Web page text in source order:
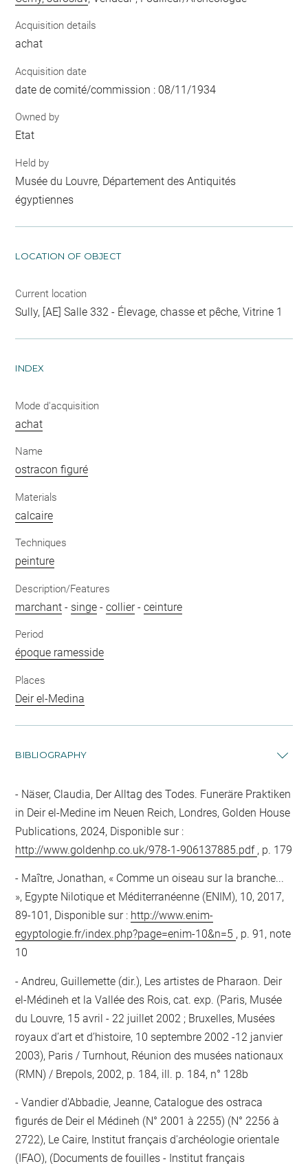
Acquisition details
achat
Acquisition date
date de comité/commission : 08/11/1934
Owned by
Etat
Held by
Musée du Louvre, Département des Antiquités
égyptiennes
LOCATION OF OBJECT
Current location
Sully, [AE] Salle 332 - Élevage, chasse et pêche, Vitrine 1
INDEX
Mode d'acquisition
achat
Name
ostracon figuré
Materials
calcaire
Techniques
peinture
Description/Features
marchant - singe -collier-ceinture
Period
époque ramesside
Places
Deir el-Medina
BIBLIOGRAPHY
Näser, Claudia, Der Alltag des Todes. Funeräre Praktiken
in Deir el-Medine im Neuen Reich, Londres, Golden House
Publications, 2024, Disponible sur :
http://www.goldenhp.co.uk/978-1-906137885.pdf , p. 179
Maître, Jonathan, « Comme un oiseau sur la branche...
», Egypte Nilotique et Méditerranéenne (ENIM), 10, 2017,
89-101, Disponible sur : http://www.enim-
egyptologie.fr/index.php?page=enim-10&n=5 , p. 91, note
10
Andreu, Guillemette (dir.), Les artistes de Pharaon. Deir
el-Médineh et la Vallée des Rois, cat. exp. (Paris, Musée
du Louvre, 15 avril - 22 juillet 2002 ; Bruxelles, Musées
royaux d’art et d’histoire, 10 septembre 2002 -12 janvier
2003), Paris / Turnhout, Réunion des musées nationaux
(RMN) / Brepols, 2002, p. 184, ill. p. 184, n° 128b
Vandier d'Abbadie, Jeanne, Catalogue des ostraca
figurés de Deir el Médineh (N° 2001 à 2255) (N° 2256 à
2722), Le Caire, Institut français d'archéologie orientale
(IFAO), (Documents de fouilles - Institut français